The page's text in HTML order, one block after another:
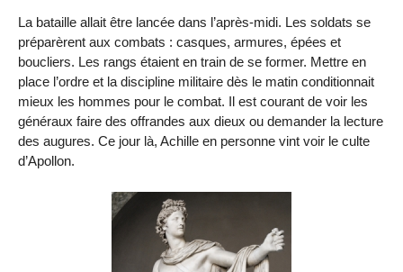
La bataille allait être lancée dans l’après-midi. Les soldats se
préparèrent aux combats : casques, armures, épées et
boucliers. Les rangs étaient en train de se former. Mettre en
place l’ordre et la discipline militaire dès le matin conditionnait
mieux les hommes pour le combat. Il est courant de voir les
généraux faire des offrandes aux dieux ou demander la lecture
des augures. Ce jour là, Achille en personne vint voir le culte
d’Apollon.